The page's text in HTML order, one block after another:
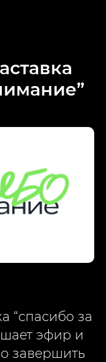
“спасибо за
эфир и
завершить